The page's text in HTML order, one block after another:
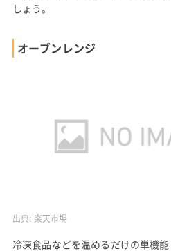
しょう。
オーブンレンジ
出典: 楽天市場
冷凍食品などを温めるだけの単機